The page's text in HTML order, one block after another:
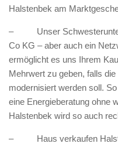
Halstenbek am
– Unser
Co KG – aber auch ein
ermöglicht es uns Ihrem
Mehrwert zu geben, falls
modernisiert werden soll.
eine Energieberatung ohne
Halstenbek wird so auch
– Haus verkaufen